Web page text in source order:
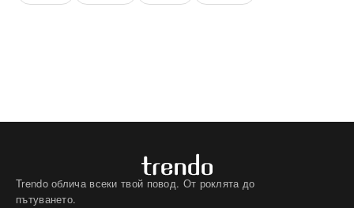
Trendo облича всеки твой повод. От роклята до
пътуването.